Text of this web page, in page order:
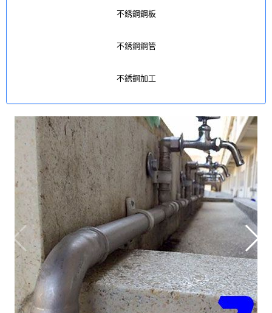
不銹鋼鋼板
不銹鋼鋼管
不銹鋼加工
不銹鋼卡壓管件
不銹鋼型材
薄壁不銹鋼卡壓水管
不銹鋼路樁